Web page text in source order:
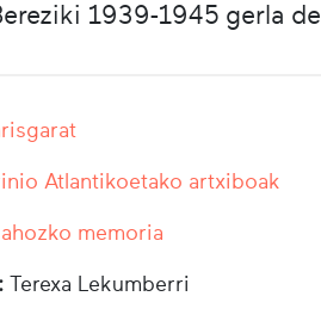
1939-1945 gerla
Atlantikoetako artxiboak
memoria
Terexa Lekumberri